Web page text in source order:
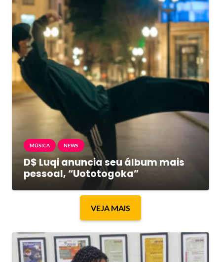
MÚSICA NEWS
D$ Luqi anuncia seu álbum mais
pessoal, “Uototogoka”
VEJA MAIS